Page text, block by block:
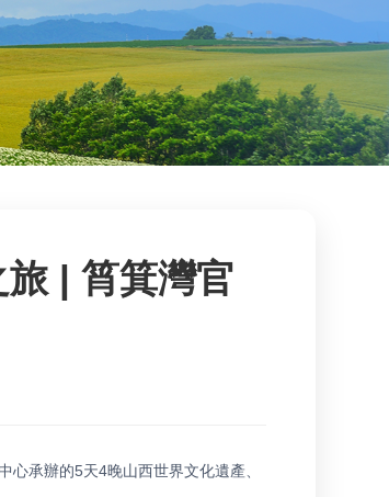
| 筲箕灣官
承辦的5天4晚山西世界文化遺產、